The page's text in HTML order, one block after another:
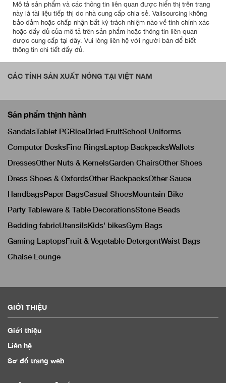
Mô tả sản phẩm và các thông tin liên quan được hiển thị trên trang
này là tài liệu tiếp thị do nhà cung cấp chia sẻ. Valisourcing không
bảo đảm hoặc chấp nhận bất kỳ trách nhiệm nào về tính chính xác
hoặc đầy đủ của mô tả trên sản phẩm hoặc thông tin liên quan
được cung cấp tại đây. Vui lòng liên hệ với người bán để biết
thông tin chi tiết đầy đủ.
CÁC TỈNH SẢN XUẤT NÓNG TẠI VIỆT NAM
Sản phẩm thịnh hành
SandalsTablet PCRiceDried FruitSchool Uniforms
Computer DesksFine RingsLaptop BackpacksWallets
DressesOther Nuts & KernelsGarden ChairsOther Shoes
Dress Shoes & OxfordsOther BackpacksOther Sauce
HandbagsPaper BagsCasual ShoesMountain Bike
Party Tableware & Table DecorationsStone Beads
Bedding fabricUtensilsKids' bikesGym Bags
Gaming LaptopsFruit & Vegetable DetergentWaist Bags
Chaise Lounge
GIỚI THIỆU
Giới thiệu
Liên hệ
Sơ đồ trang web